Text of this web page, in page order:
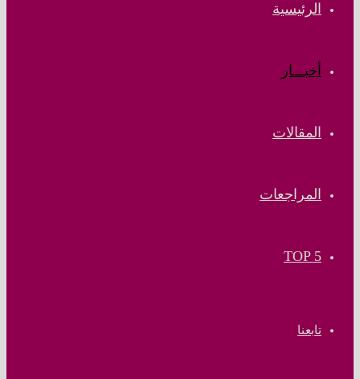
الرئيسية
أخبـــار
المقالات
المراجعات
TOP 5
تابعنا